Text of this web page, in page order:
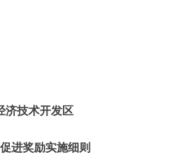
济技术开发区
进奖励实施细则